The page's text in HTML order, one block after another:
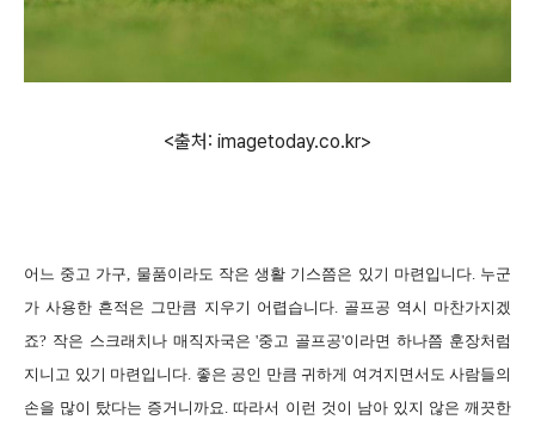
<출처: imagetoday.co.kr>
어느 중고 가구, 물품이라도 작은 생활 기스쯤은 있기 마련입니다. 누군
가 사용한 흔적은 그만큼 지우기 어렵습니다. 골프공 역시 마찬가지겠
죠? 작은 스크래치나 매직자국은 '중고 골프공'이라면 하나쯤 훈장처럼
지니고 있기 마련입니다. 좋은 공인 만큼 귀하게 여겨지면서도 사람들의
손을 많이 탔다는 증거니까요. 따라서 이런 것이 남아 있지 않은 깨끗한